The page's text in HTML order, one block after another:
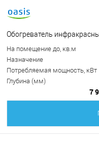
Обогреватель
На помещение до, кв.м
Назначение
Потребляемая мощность, кВт
Глубина (мм)
7